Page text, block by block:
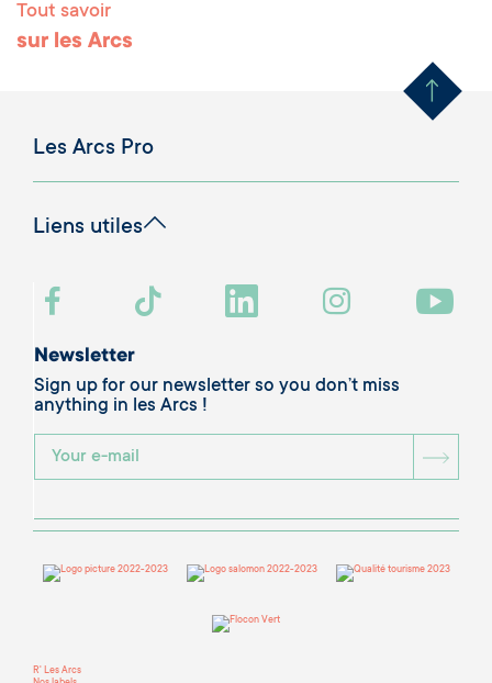
Tout savoir
sur les Arcs Remonter
Les Arcs Pro
Liens utiles
Newsletter
Sign up for our newsletter so you don’t miss
anything in les Arcs !
R' Les Arcs